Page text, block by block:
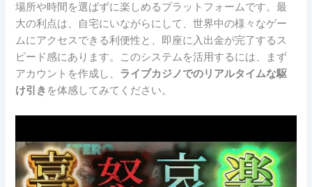
場所や時間を選ばずに楽しめるプラットフォームです。最
大の利点は、自宅にいながらにして、世界中の様々なゲー
ムにアクセスできる利便性と、即座に入出金が完了するス
ピード感にあります。このシステムを活用するには、まず
アカウントを作成し、 ライブカジノでのリアルタイムな駆
け引き を体感してみてください。